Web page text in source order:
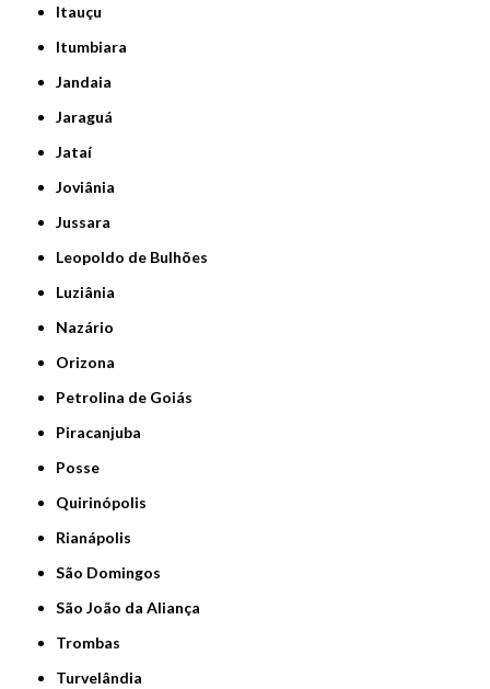
Itauçu
Itumbiara
Jandaia
Jaraguá
Jataí
Joviânia
Jussara
Leopoldo de Bulhões
Luziânia
Nazário
Orizona
Petrolina de Goiás
Piracanjuba
Posse
Quirinópolis
Rianápolis
São Domingos
São João da Aliança
Trombas
Turvelândia